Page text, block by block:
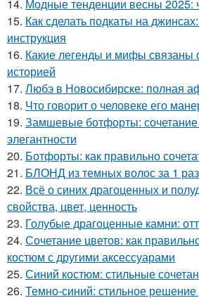
14. Модные тенденции весны 2025:
15. Как сделать подкаты на
инструкция
16. Какие легенды и мифы связаны
историей
17. Любэ в Новосибирске: полная
18. Что говорит о человеке его
19. Замшевые ботфорты:
элегантности
20. Ботфорты: как правильно
21. БЛОНД из темных волос за 1
22. Всё о синих драгоценных и
свойства, цвет, ценность
23. Голубые драгоценные камни:
24. Сочетание цветов: как
костюм с другими аксессуарами
25. Синий костюм: стильные
26. Темно-синий: стильное